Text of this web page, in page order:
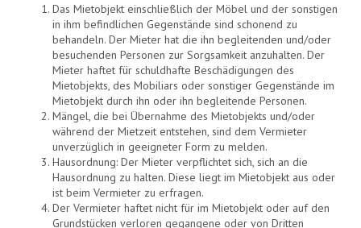
Das Mietobjekt einschließlich der Möbel und der sonstigen
in ihm befindlichen Gegenstände sind schonend zu
behandeln. Der Mieter hat die ihn begleitenden und/oder
besuchenden Personen zur Sorgsamkeit anzuhalten. Der
Mieter haftet für schuldhafte Beschädigungen des
Mietobjekts, des Mobiliars oder sonstiger Gegenstände im
Mietobjekt durch ihn oder ihn begleitende Personen.
Mängel, die bei Übernahme des Mietobjekts und/oder
während der Mietzeit entstehen, sind dem Vermieter
unverzüglich in geeigneter Form zu melden.
Hausordnung: Der Mieter verpflichtet sich, sich an die
Hausordnung zu halten. Diese liegt im Mietobjekt aus oder
ist beim Vermieter zu erfragen.
Der Vermieter haftet nicht für im Mietobjekt oder auf den
Grundstücken verloren gegangene oder von Dritten